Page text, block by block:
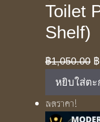
Toilet
Shelf)
฿1,050.00 ฿
หยิบใส่ตะ
ลดราคา!